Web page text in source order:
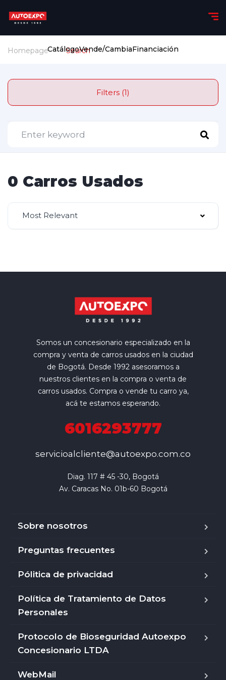
CatálogoVende/CambiaFinanciación
Homepage Search
Filters (1)
0 Carros Usados
Most Relevant
Somos un concesionario especializado en la
compra y venta de carros usados en la ciudad
de Bogotá. Desde 1992 asesoramos a
nuestros clientes en la compra o venta de
carros usados. Compra o vende tu carro ya,
acá te estamos esperando.
6016293777
servicioalcliente@autoexpo.com.co
Diag. 117 # 45 -30, Bogotá
Av. Caracas No. 01b-60 Bogotá
Sobre nosotros
Preguntas frecuentes
Pólitica de privacidad
Política de Tratamiento de Datos
Personales
Protocolo de Bioseguridad Autoexpo
Concesionario LTDA
WebMail